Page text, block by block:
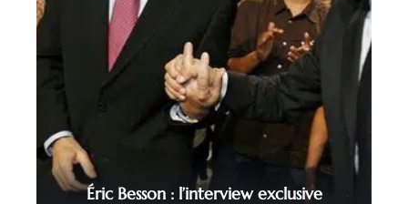
Éric Besson : l’interview exclusive